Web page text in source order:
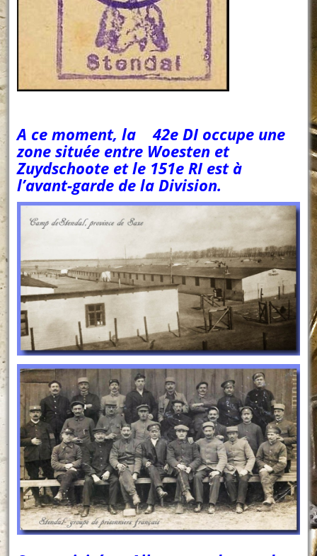
A ce moment, la 42e DI occupe une
zone située entre Woesten et
Zuydschoote et le 151e RI est à
l’avant-garde de la Division.